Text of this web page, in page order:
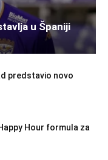
u Španiji
predstavio novo
Hour formula za